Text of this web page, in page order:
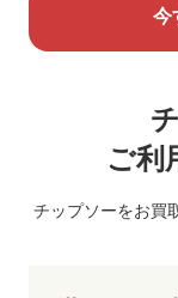
今
ご利
チップソーをお買